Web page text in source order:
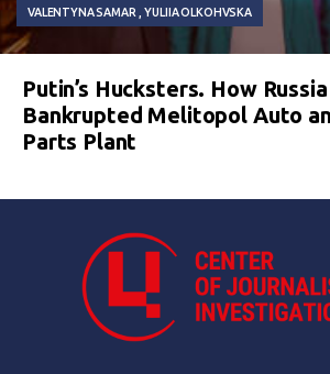
VALENTYNA SAMAR YULIIA OLKOHVSKA
Putin’s Hucksters. How
Bankrupted Melitopol Auto
Parts Plant